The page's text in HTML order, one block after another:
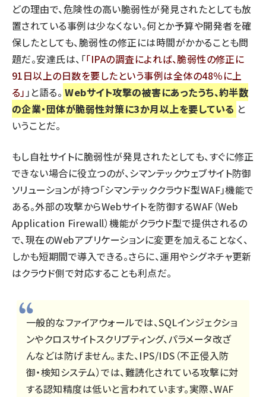
どの理由で、危険性の高い脆弱性が発見されたとしても放
置されている事例は少なくない。何とか予算や開発者を確
保したとしても、脆弱性の修正には時間がかかることも問
題だ。安達氏は、「 IPAの調査によれば、脆弱性の修正に
91日以上の日数を要したという事例は全体の48％に上
る 」と語る。 Webサイト攻撃の被害にあったうち、約半数
の企業・団体が脆弱性対策に3か月以上を要している と
いうことだ。
もし自社サイトに脆弱性が発見されたとしても、すぐに修正
できない場合に役立つのが、シマンテックウェブサイト防御
ソリューションが持つ「シマンテッククラウド型WAF」機能で
ある。外部の攻撃からWebサイトを防御するWAF（Web
Application Firewall）機能がクラウド型で提供されるの
で、現在のWebアプリケーションに変更を加えることなく、
しかも短期間で導入できる。さらに、運用やシグネチャ更新
はクラウド側で対応することも利点だ。
一般的なファイアウォールでは、SQLインジェクショ
ンやクロスサイトスクリプティング、パラメータ改ざ
んなどは防げません。また、IPS/IDS（不正侵入防
御・検知システム）では、難読化されている攻撃に対
する認知精度は低いと言われています。実際、WAF